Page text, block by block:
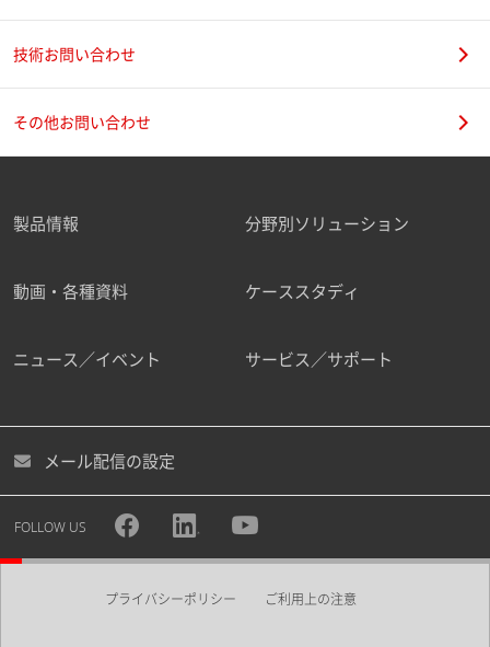
技術お問い合わせ
その他お問い合わせ
製品情報 分野別ソリューション
動画・各種資料 ケーススタディ
ニュース／イベント サービス／サポート
メール配信の設定
FOLLOW US
プライバシーポリシー ご利用上の注意